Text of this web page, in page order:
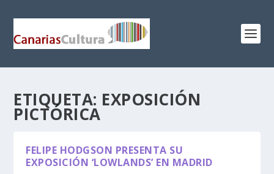
ETIQUETA: EXPOSICIÓN
PICTÓRICA
FELIPE HODGSON PRESENTA SU
EXPOSICIÓN ‘LOWLANDS’ EN MADRID